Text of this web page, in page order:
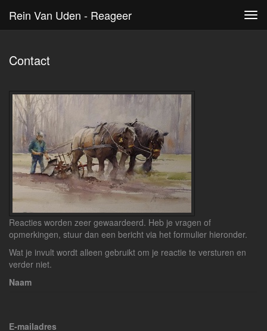
Rein Van Uden - Reageer
Contact
Reacties worden zeer gewaardeerd. Heb je vragen of
opmerkingen, stuur dan een bericht via het formulier hieronder.
Wat je invult wordt alleen gebruikt om je reactie te versturen en
verder niet.
Naam
E-mailadres